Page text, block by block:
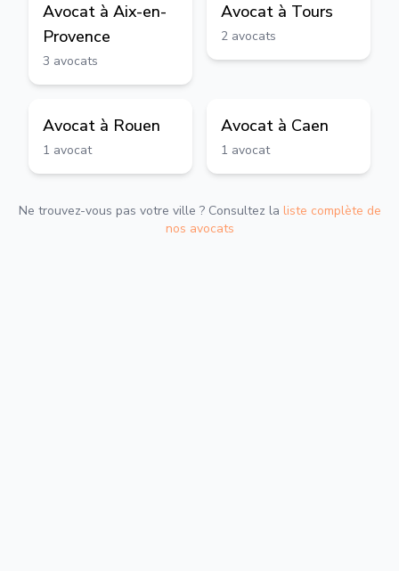
Avocat à Aix-en-
Provence
3 avocats
Avocat à Tours
2 avocats
Avocat à Rouen
1 avocat
Avocat à Caen
1 avocat
Ne trouvez-vous pas votre ville ? Consultez la liste complète de
nos avocats